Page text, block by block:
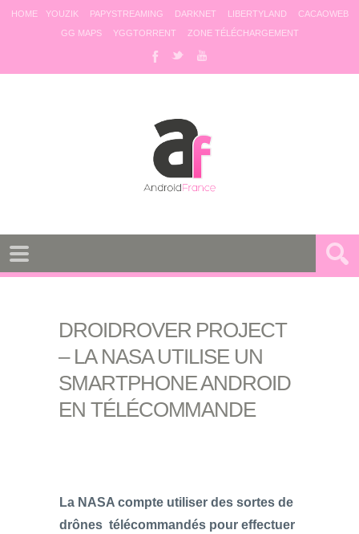
HOME YOUZIK PAPYSTREAMING DARKNET LIBERTYLAND
CACAOWEB
GG MAPS
YGGTORRENT ZONE TÉLÉCHARGEMENT
DROIDROVER PROJECT
– LA NASA UTILISE UN
SMARTPHONE ANDROID
EN TÉLÉCOMMANDE
La NASA compte utiliser des sortes de
drônes télécommandés pour effectuer